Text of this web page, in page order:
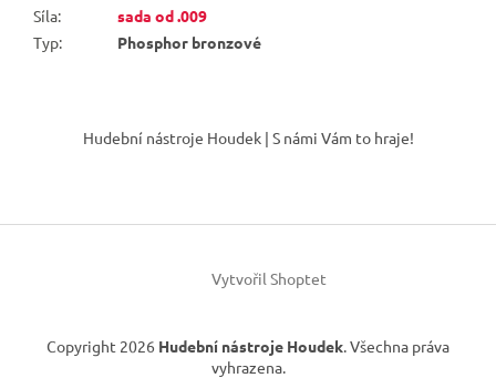
Síla:
sada od .009
Typ: Phosphor bronzové
í
Hudební nástroje Houdek | S námi Vám to hraje!
Vytvořil Shoptet
Copyright 2026 Hudební nástroje Houdek. Všechna práva
vyhrazena.